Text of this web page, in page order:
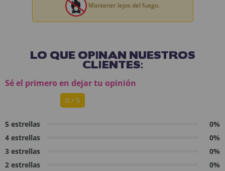
Mantener lejos del fuego.
LO QUE OPINAN NUESTROS
CLIENTES:
Sé el primero en dejar tu opinión
0 / 5
5 estrellas
0%
4 estrellas
0%
3 estrellas
0%
2 estrellas
0%